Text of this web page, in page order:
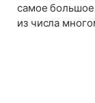
самое
из числа